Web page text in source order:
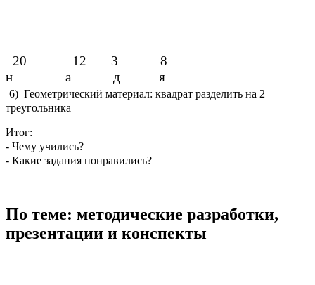
20 12 3 8
н а д я
6) Геометрический материал: квадрат разделить на 2
треугольника
Итог:
- Чему учились?
- Какие задания понравились?
По теме: методические разработки,
презентации и конспекты